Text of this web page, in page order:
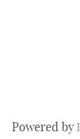
Powered by